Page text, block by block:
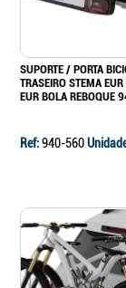
SUPORTE / PORTA
TRASEIRO STEMA
EUR BOLA REBOQUE
Ref:940-560